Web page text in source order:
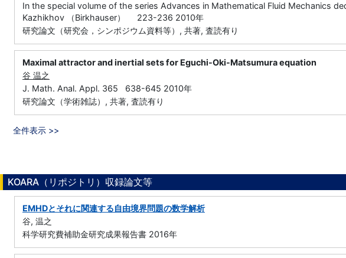
In the special volume of the series Advances in Mathematical Fluid Mechanics
Kazhikhov （Birkhauser） 223-236 2010年
研究論文（研究会，シンポジウム資料等）, 共著, 査読有り
Maximal attractor and inertial sets for Eguchi-Oki-Matsumura equation
谷 温之
J. Math. Anal. Appl. 365 638-645 2010年
研究論文（学術雑誌）, 共著, 査読有り
全件表示 >>
KOARA（リポジトリ）収録論文等
EMHDとそれに関連する自由境界問題の数学解析
谷, 温之
科学研究費補助金研究成果報告書 2016年